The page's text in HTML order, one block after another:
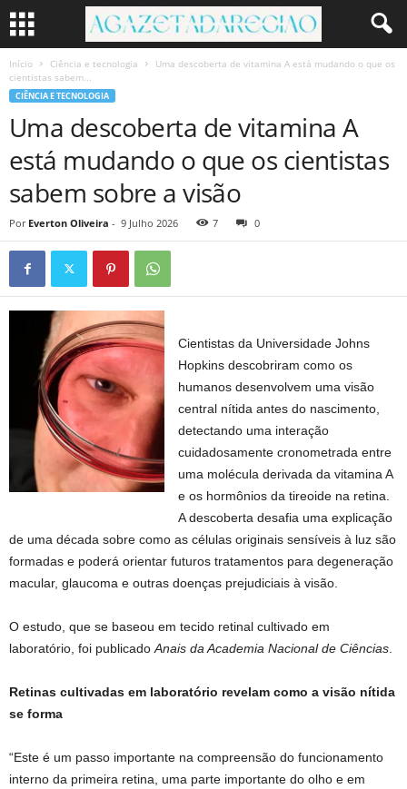
Início Ciência e tecnologia
Uma descoberta de vitamina A está mudando o que os
cientistas sabem...
CIÊNCIA E TECNOLOGIA
Uma descoberta de vitamina A
está mudando o que os cientistas
sabem sobre a visão
Por Everton Oliveira - 9 Julho 2026 7 0
Cientistas da Universidade Johns
Hopkins descobriram como os
humanos desenvolvem uma visão
central nítida antes do nascimento,
detectando uma interação
cuidadosamente cronometrada entre
uma molécula derivada da vitamina A
e os hormônios da tireoide na retina.
A descoberta desafia uma explicação
de uma década sobre como as células originais sensíveis à luz são
formadas e poderá orientar futuros tratamentos para degeneração
macular, glaucoma e outras doenças prejudiciais à visão.
O estudo, que se baseou em tecido retinal cultivado em
laboratório, foi publicado Anais da Academia Nacional de Ciências
Retinas cultivadas em laboratório revelam como a visão nítida
se forma
“Este é um passo importante na compreensão do funcionamento
interno da primeira retina, uma parte importante do olho e em